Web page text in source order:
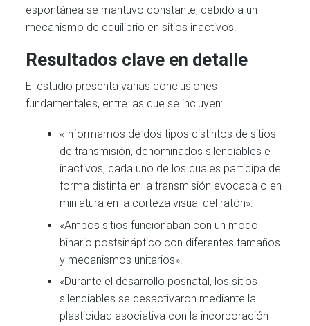
espontánea se mantuvo constante, debido a un
mecanismo de equilibrio en sitios inactivos.
Resultados clave en detalle
El estudio presenta varias conclusiones
fundamentales, entre las que se incluyen:
«Informamos de dos tipos distintos de sitios
de transmisión, denominados silenciables e
inactivos, cada uno de los cuales participa de
forma distinta en la transmisión evocada o en
miniatura en la corteza visual del ratón».
«Ambos sitios funcionaban con un modo
binario postsináptico con diferentes tamaños
y mecanismos unitarios».
«Durante el desarrollo posnatal, los sitios
silenciables se desactivaron mediante la
plasticidad asociativa con la incorporación